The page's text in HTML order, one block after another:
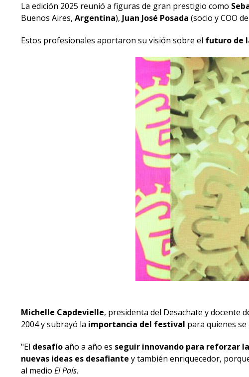
La edición 2025 reunió a figuras de gran prestigio como
Buenos Aires, Argentina), Juan José Posada (socio y COO
Estos profesionales aportaron su visión sobre el futuro de
Michelle Capdevielle, presidenta del Desachate y docente
2004 y subrayó la importancia del festival para quienes se
"El desafíoaño a año es seguir innovando para reforzar
nuevas ideas es desafiante y también enriquecedor,
al medio El País.